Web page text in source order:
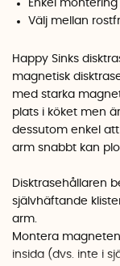
Enkel
Välj mellan
Happy Sinks
magnetisk
med starka
plats i köket men
dessutom enkel
arm snabbt kan
Disktrasehållaren
självhäftande
arm.
Montera
insida (dvs. inte i